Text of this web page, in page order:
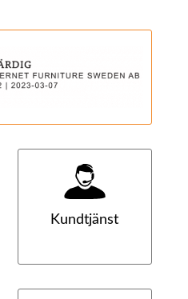
Kundtjänst